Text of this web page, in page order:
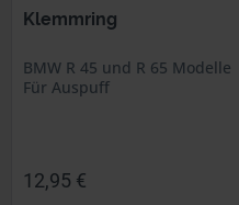
Klemmring
BMW R 45 und R 65 Modelle
Für Auspuff
12,95 €